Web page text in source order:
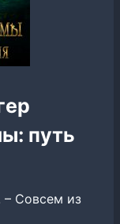
путь
– Совсем из